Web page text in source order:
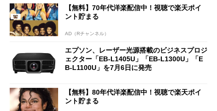
【無料】70年代洋楽配信中！視聴で楽天ポイ
ント貯まる
AD（Rチャンネル）
エプソン、レーザー光源搭載のビジネスプロジ
ェクター「EB-L1405U」「EB-L1300U」「E
B-L1100U」を7月6日に発売
【無料】80年代洋楽配信中！視聴で楽天ポイ
ント貯まる